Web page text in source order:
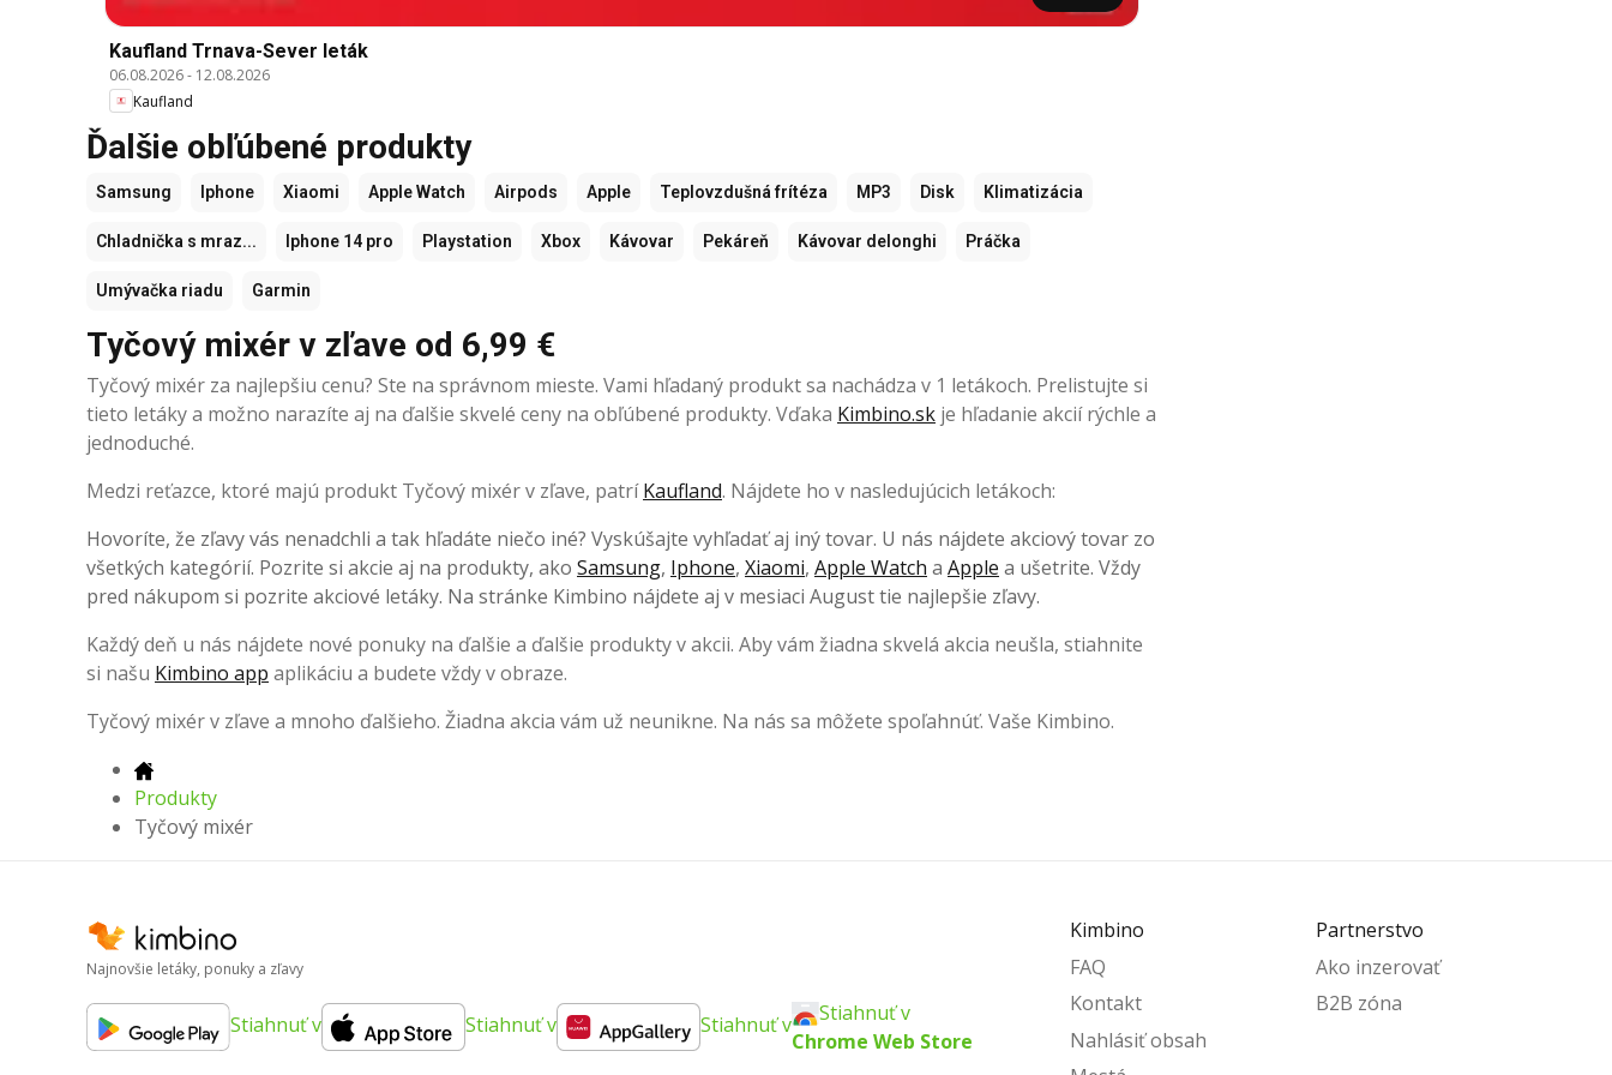
Kaufland Trnava-Sever leták
06.08.2026- 12.08.2026
Kaufland
Ďalšie obľúbené produkty
Samsung Iphone Xiaomi Apple Watch Airpods Apple Teplovzdušná frítéza MP3 Disk Klimatizácia
Chladnička s mraz... Iphone 14 pro Playstation Xbox Kávovar Pekáreň Kávovar delonghi Práčka
Umývačka riadu Garmin
Tyčový mixér v zľave od 6,99 €
Tyčový mixér za najlepšiu cenu? Ste na správnom mieste. Vami hľadaný produkt sa nachádza v 1 letákoch. Prelistujte si
tieto letáky a možno narazíte aj na ďalšie skvelé ceny na obľúbené produkty. Vďaka Kimbino.sk je hľadanie akcií rýchle a
jednoduché.
Medzi reťazce, ktoré majú produkt Tyčový mixér v zľave, patríKaufland. Nájdete ho v nasledujúcich letákoch:
Hovoríte, že zľavy vás nenadchli a tak hľadáte niečo iné? Vyskúšajte vyhľadať aj iný tovar. U nás nájdete akciový tovar zo
všetkých kategórií. Pozrite si akcie aj na produkty, ako Samsung, Iphone, Xiaomi, Apple Watch a Apple a ušetrite. Vždy
pred nákupom si pozrite akciové letáky. Na stránke Kimbino nájdete aj v mesiaci August tie najlepšie zľavy.
Každý deň u nás nájdete nové ponuky na ďalšie a ďalšie produkty v akcii. Aby vám žiadna skvelá akcia neušla, stiahnite
si našu Kimbino app aplikáciu a budete vždy v obraze.
Tyčový mixér v zľave a mnoho ďalšieho. Žiadna akcia vám už neunikne. Na nás sa môžete spoľahnúť. Vaše Kimbino.
Produkty
Tyčový mixér
Najnovšie letáky, ponuky a zľavy
Stiahnuť v Stiahnuť v Stiahnuť v
Stiahnuť v
Chrome Web Store
Kimbino
FAQ
Kontakt
Nahlásiť obsah
Partnerstvo
Ako inzerovať
B2B zóna